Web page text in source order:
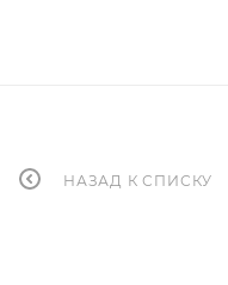
НАЗАД К СПИСКУ